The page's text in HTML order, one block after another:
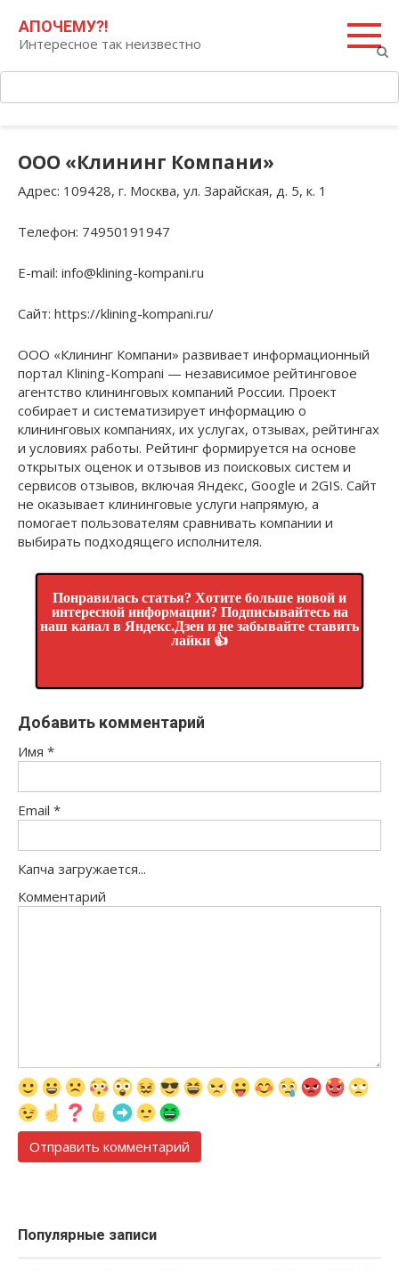
контенту
АПОЧЕМУ?!
Интересное так неизвестно
ООО «Клининг Компани»
Адрес: 109428, г. Москва, ул. Зарайская, д. 5, к. 1
Телефон: 74950191947
E-mail: info@klining-kompani.ru
Сайт: https://klining-kompani.ru/
ООО «Клининг Компани» развивает информационный
портал Klining-Kompani — независимое рейтинговое
агентство клининговых компаний России. Проект
собирает и систематизирует информацию о
клининговых компаниях, их услугах, отзывах, рейтингах
и условиях работы. Рейтинг формируется на основе
открытых оценок и отзывов из поисковых систем и
сервисов отзывов, включая Яндекс, Google и 2GIS. Сайт
не оказывает клининговые услуги напрямую, а
помогает пользователям сравнивать компании и
выбирать подходящего исполнителя.
Понравилась статья? Хотите больше новой и
интересной информации? Подписывайтесь на
наш канал в Яндекс.Дзен и не забывайте ставить
лайки 👍
Добавить комментарий
Имя *
Email *
Капча загружается...
Комментарий
Популярные записи